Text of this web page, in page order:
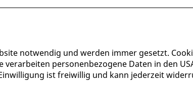
notwendig und werden immer gesetzt.
personenbezogene Daten in den
ist freiwillig und kann jederzeit